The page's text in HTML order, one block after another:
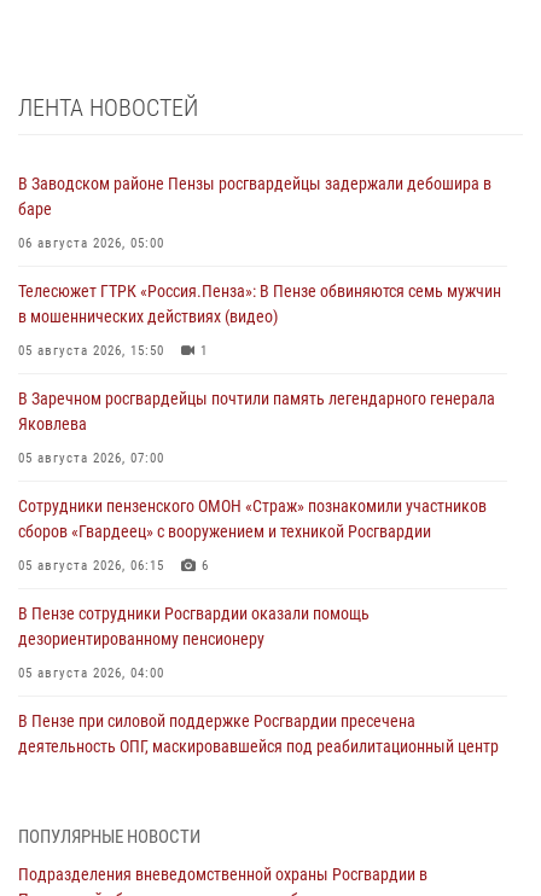
ЛЕНТА НОВОСТЕЙ
В Заводском районе Пензы росгвардейцы задержали дебошира в
баре
06 августа 2026, 05:00
Телесюжет ГТРК «Россия.Пенза»: В Пензе обвиняются семь мужчин
в мошеннических действиях (видео)
05 августа 2026, 15:50 1
В Заречном росгвардейцы почтили память легендарного генерала
Яковлева
05 августа 2026, 07:00
Сотрудники пензенского ОМОН «Страж» познакомили участников
сборов «Гвардеец» с вооружением и техникой Росгвардии
05 августа 2026, 06:15 6
В Пензе сотрудники Росгвардии оказали помощь
дезориентированному пенсионеру
05 августа 2026, 04:00
В Пензе при силовой поддержке Росгвардии пресечена
деятельность ОПГ, маскировавшейся под реабилитационный центр
работы за первое полугодие 2026 года
ПОПУЛЯРНЫЕ НОВОСТИ
Подразделения вневедомственной охраны Росгвардии в